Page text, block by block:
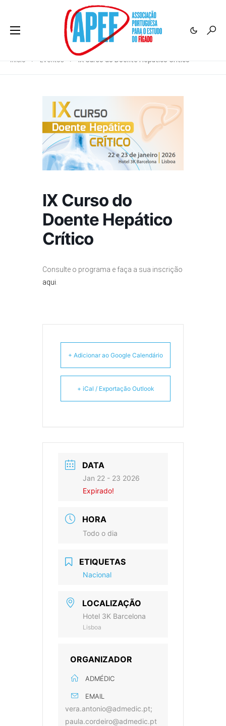
Início Eventos IX Curso do Doente Hepático Crítico
IX Curso do
Doente Hepático
Crítico
Consulte o programa e faça a sua inscrição
aqui
+ Adicionar ao Google Calendário
+ iCal / Exportação Outlook
DATA
Jan 22 - 23 2026
Expirado!
HORA
Todo o dia
ETIQUETAS
Nacional
LOCALIZAÇÃO
Hotel 3K Barcelona
Lisboa
ORGANIZADOR
ADMÉDIC
EMAIL
vera.antonio@admedic.pt;
paula.cordeiro@admedic.pt